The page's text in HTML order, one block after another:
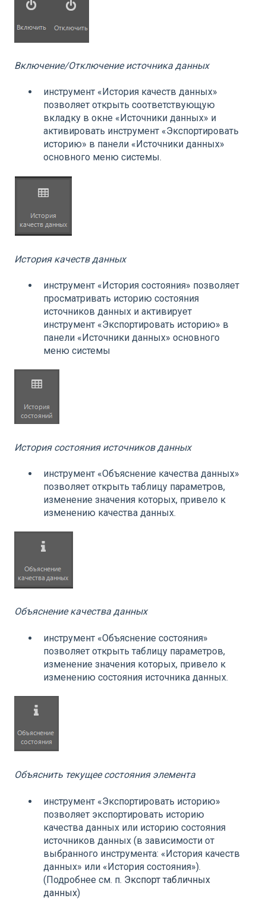
Включение/Отключение источника данных
инструмент «История качеств данных»
позволяет открыть соответствующую
вкладку в окне «Источники данных» и
активировать инструмент «Экспортировать
историю» в панели «Источники данных»
основного меню системы.
История качеств данных
инструмент «История состояния» позволяет
просматривать историю состояния
источников данных и активирует
инструмент «Экспортировать историю» в
панели «Источники данных» основного
меню системы
История состояния источников данных
инструмент «Объяснение качества данных»
позволяет открыть таблицу параметров,
изменение значения которых, привело к
изменению качества данных.
Объяснение качества данных
инструмент «Объяснение состояния»
позволяет открыть таблицу параметров,
изменение значения которых, привело к
изменению состояния источника данных.
Объяснить текущее состояния элемента
инструмент «Экспортировать историю»
позволяет экспортировать историю
качества данных или историю состояния
источников данных (в зависимости от
выбранного инструмента: «История качеств
данных» или «История состояния»).
(Подробнее см. п. Экспорт табличных
данных)